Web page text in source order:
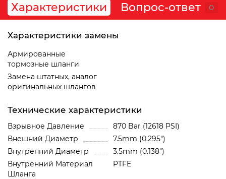
Характеристики Вопрос-ответ 0
Характеристики замены
Армированные
тормозные шланги
Замена штатных, аналог
оригинальных шлангов
Технические характеристики
Взрывное Давление
870 Bar (12618 PSI)
Внешний Диаметр
7.5mm (0.295")
Внутренний Диаметр
3.5mm (0.138")
Внутренний Материал
Шланга
PTFE